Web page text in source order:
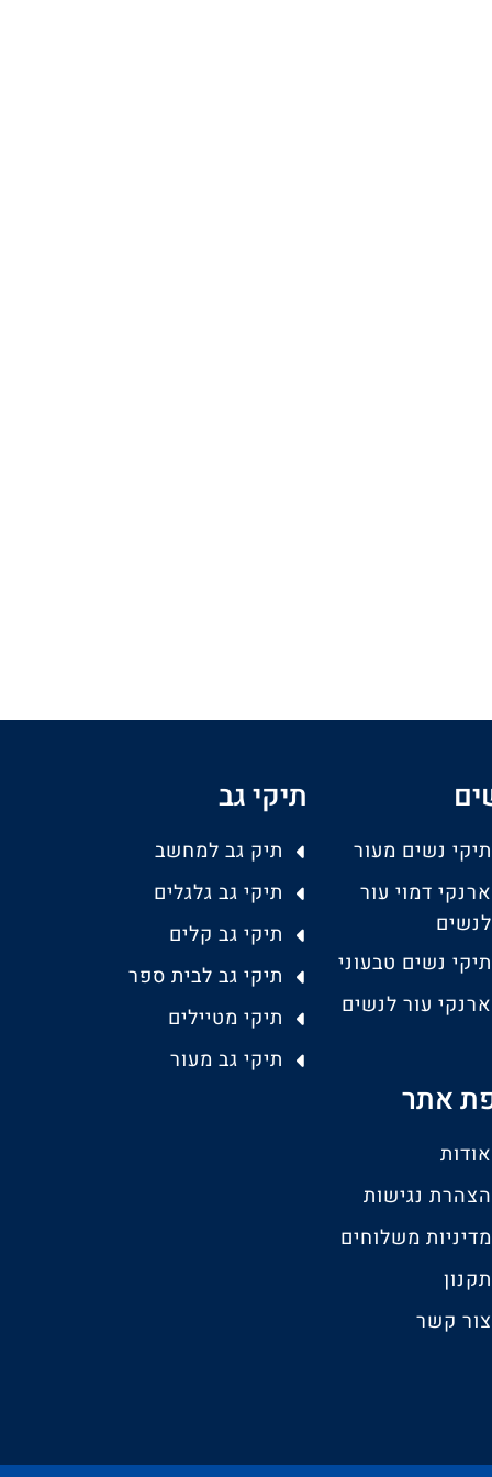
תיקי נשים מעור
ארנקי דמוי עור
לנשים
תיקי נשים טבעוני
ארנקי עור לנשים
תיקי גב
תיק גב למחשב
תיקי גב גלגלים
תיקי גב קלים
תיקי גב לבית ספר
תיקי מטיילים
תיקי גב מעור
אתר
אודות
הצהרת נגישות
מדיניות משלוחים
תקנון
צור קשר